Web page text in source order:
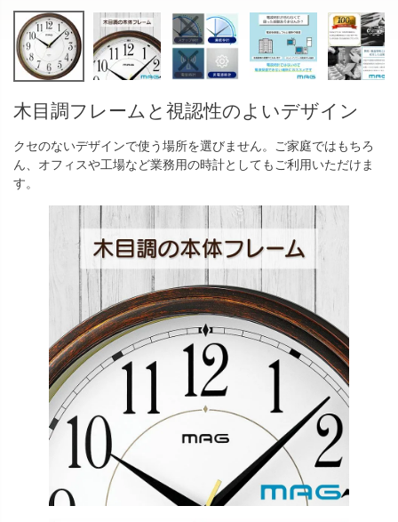
木目調フレームと視認性のよいデザイン
クセのないデザインで使う場所を選びません。ご家庭ではもちろ
ん、オフィスや工場など業務用の時計としてもご利用いただけま
す。